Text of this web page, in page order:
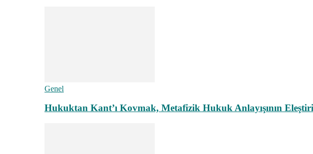
Genel
Hukuktan Kant’ı Kovmak, Metafizik Hukuk Anlayışının